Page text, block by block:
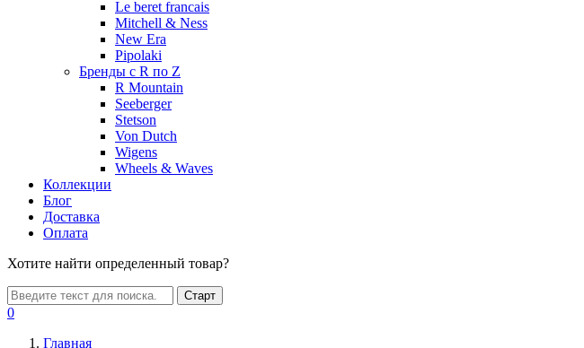
Le beret francais
Mitchell & Ness
New Era
Pipolaki
Бренды с R по Z
R Mountain
Seeberger
Stetson
Von Dutch
Wigens
Wheels & Waves
Коллекции
Блог
Доставка
Оплата
Хотите найти определенный товар?
Старт
0
Главная